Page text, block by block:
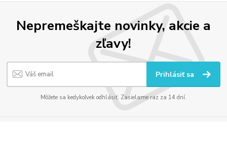
Nepremeškajte novinky, akcie a
zľavy!
Prihlásiť sa
Môžete sa kedykoľvek odhlásiť. Zasielame raz za 14 dní.